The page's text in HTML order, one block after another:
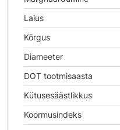
Laius
Kõrgus
Diameeter
DOT tootmisaasta
Kütusesäästlikkus
Koormusindeks